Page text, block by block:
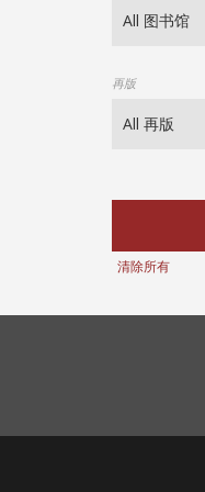
再版
清除所有